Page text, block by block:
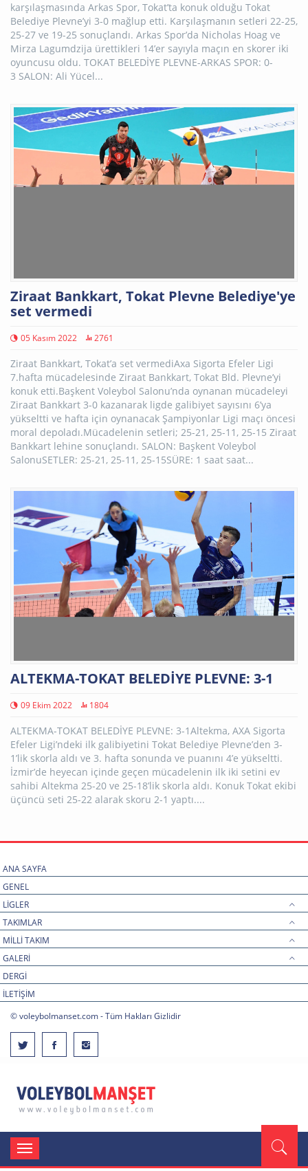
karşılaşmasında Arkas Spor, Tokat’ta konuk olduğu Tokat
Belediye Plevne’yi 3-0 mağlup etti. Karşılaşmanın setleri 22-25,
25-27 ve 19-25 sonuçlandı. Arkas Spor’da Nicholas Hoag ve
Mirza Lagumdzija ürettikleri 14’er sayıyla maçın en skorer iki
oyuncusu oldu. TOKAT BELEDİYE PLEVNE-ARKAS SPOR: 0-
3 SALON: Ali Yücel...
Ziraat Bankkart, Tokat Plevne Belediye'ye
set vermedi
05 Kasım 2022 2761
Ziraat Bankkart, Tokat’a set vermediAxa Sigorta Efeler Ligi
7.hafta mücadelesinde Ziraat Bankkart, Tokat Bld. Plevne’yi
konuk etti.Başkent Voleybol Salonu’nda oynanan mücadeleyi
Ziraat Bankkart 3-0 kazanarak ligde galibiyet sayısını 6’ya
yükseltti ve hafta için oynanacak Şampiyonlar Ligi maçı öncesi
moral depoladı.Mücadelenin setleri; 25-21, 25-11, 25-15 Ziraat
Bankkart lehine sonuçlandı. SALON: Başkent Voleybol
SalonuSETLER: 25-21, 25-11, 25-15SÜRE: 1 saat saat...
ALTEKMA-TOKAT BELEDİYE PLEVNE: 3-1
09 Ekim 2022 1804
ALTEKMA-TOKAT BELEDİYE PLEVNE: 3-1Altekma, AXA Sigorta
Efeler Ligi’ndeki ilk galibiyetini Tokat Belediye Plevne’den 3-
1’lik skorla aldı ve 3. hafta sonunda ve puanını 4’e yükseltti.
İzmir’de heyecan içinde geçen mücadelenin ilk iki setini ev
sahibi Altekma 25-20 ve 25-18’lik skorla aldı. Konuk Tokat ekibi
üçüncü seti 25-22 alarak skoru 2-1 yaptı....
ANA SAYFA
GENEL
LİGLER
TAKIMLAR
MİLLİ TAKIM
GALERİ
DERGİ
İLETİŞİM
© voleybolmanset.com - Tüm Hakları Gizlidir
Toggle
navigation